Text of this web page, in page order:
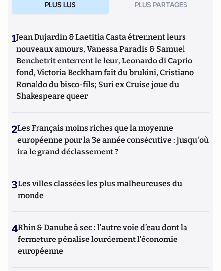
PLUS LUS PLUS PARTAGES
1Jean Dujardin & Laetitia Casta étrennent leurs
nouveaux amours, Vanessa Paradis & Samuel
Benchetrit enterrent le leur; Leonardo di Caprio
fond, Victoria Beckham fait du brukini, Cristiano
Ronaldo du bisco-fils; Suri ex Cruise joue du
Shakespeare queer
2Les Français moins riches que la moyenne
européenne pour la 3e année consécutive : jusqu'où
ira le grand déclassement ?
3Les villes classées les plus malheureuses du
monde
4Rhin & Danube à sec : l’autre voie d’eau dont la
fermeture pénalise lourdement l’économie
européenne